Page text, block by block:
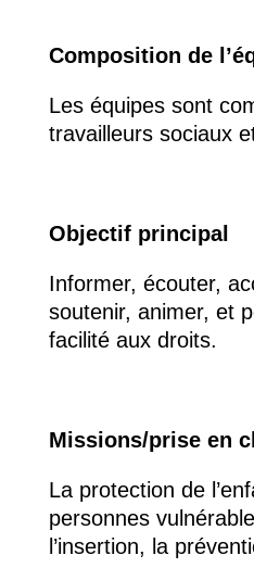
Composition de
Les équipes sont
travailleurs sociaux
Objectif principal
Informer, écouter,
soutenir, animer, et
facilité aux droits.
Missions/prise en
La protection de
personnes
l’insertion, la